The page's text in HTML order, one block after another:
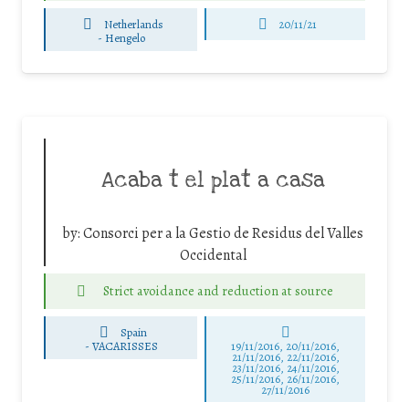
Netherlands
- Hengelo
20/11/21
Acaba t el plat a casa
by:Consorci per a la Gestio de Residus del Valles
Occidental
Strict avoidance and reduction at source
Spain
- VACARISSES 19/11/2016, 20/11/2016,
21/11/2016, 22/11/2016,
23/11/2016, 24/11/2016,
25/11/2016, 26/11/2016,
27/11/2016